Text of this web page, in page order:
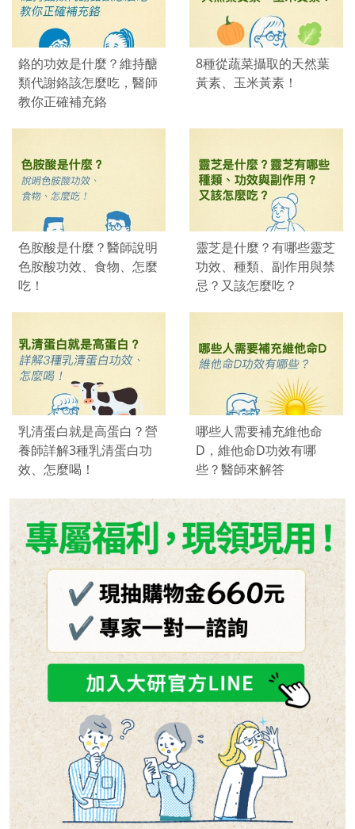
鉻的功效是什麼？維持醣
類代謝鉻該怎麼吃，醫師
教你正確補充鉻
8種從蔬菜攝取的天然葉
黃素、玉米黃素！
色胺酸是什麼？醫師說明
色胺酸功效、食物、怎麼
吃！
靈芝是什麼？有哪些靈芝
功效、種類、副作用與禁
忌？又該怎麼吃？
乳清蛋白就是高蛋白？營
養師詳解3種乳清蛋白功
效、怎麼喝！
哪些人需要補充維他命
D，維他命D功效有哪
些？醫師來解答